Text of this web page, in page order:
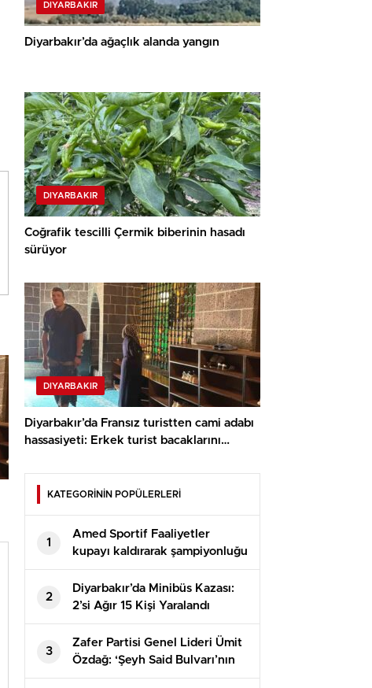
DIYARBAKIR
Diyarbakır’da ağaçlık alanda yangın
DIYARBAKIR
Coğrafik tescilli Çermik biberinin hasadı
sürüyor
DIYARBAKIR
Diyarbakır’da Fransız turistten cami adabı
hassasiyeti: Erkek turist bacaklarını
KATEGORİNİN POPÜLERLERİ
1
Amed Sportif Faaliyetler
kupayı kaldırarak şampiyonluğu
kutladı
2
Diyarbakır’da Minibüs Kazası:
2’si Ağır 15 Kişi Yaralandı
3
Zafer Partisi Genel Lideri Ümit
Özdağ: ‘Şeyh Said Bulvarı’nın
üstünde Abdullah Öcalan